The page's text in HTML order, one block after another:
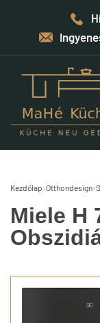
Kezdőlap›Otthondesign›
Miele H